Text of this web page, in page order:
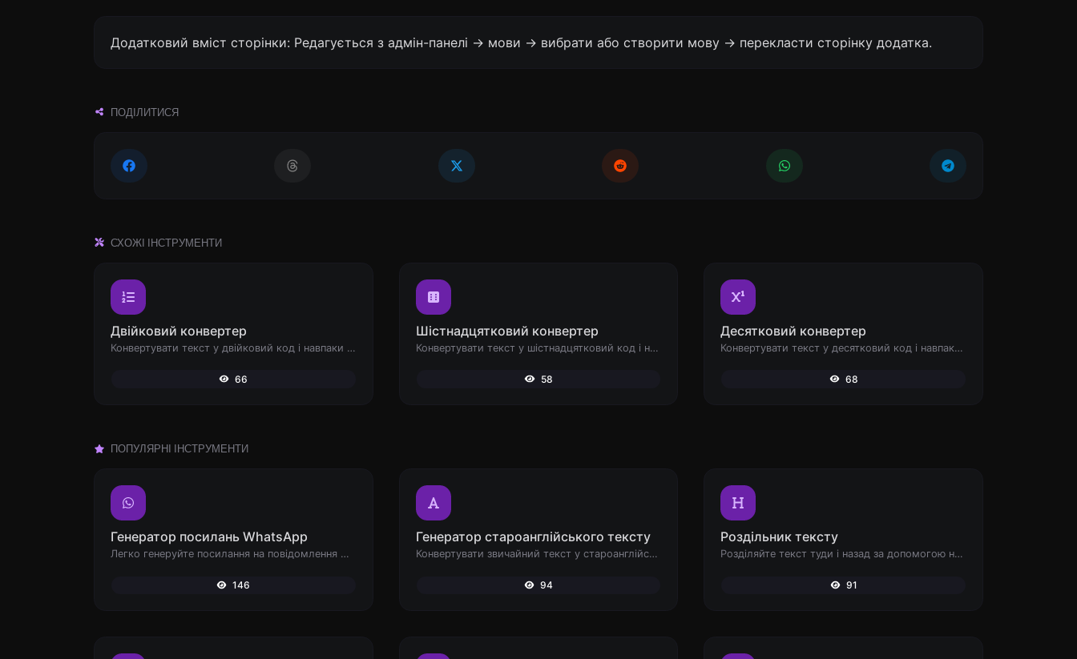
Додатковий вміст сторінки: Редагується з адмін-панелі -> мови -> вибрати або створити мову -> перекласти сторінку додатка.
ПОДІЛИТИСЯ
СХОЖІ ІНСТРУМЕНТИ
Двійковий конвертер
Конвертувати текст у двійковий код і навпаки для будь-якого введеного рядка.
66
Шістнадцятковий конвертер
Конвертувати текст у шістнадцятковий код і навпаки для будь-якого введеного рядка.
58
Десятковий конвертер
Конвертувати текст у десятковий код і навпаки для будь-якого введеного рядка.
68
ПОПУЛЯРНІ ІНСТРУМЕНТИ
Генератор посилань WhatsApp
Легко генеруйте посилання на повідомлення WhatsApp.
146
Генератор староанглійського тексту
Конвертувати звичайний текст у староанглійський шрифт.
94
Роздільник тексту
Розділяйте текст туди і назад за допомогою нових рядків, ком, крапок... і т.д.
91